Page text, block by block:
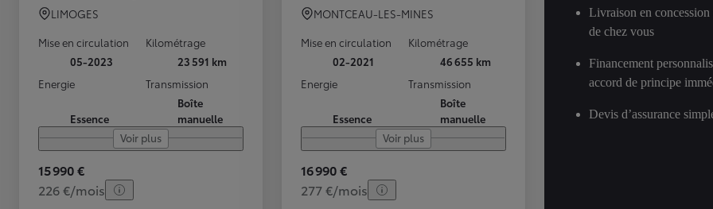
LIMOGES
Mise en circulation
05-2023
Kilométrage
23 591 km
Energie
Essence
Transmission
Boîte
manuelle
Voir plus
15 990 €
226 €/mois
MONTCEAU-LES-MINES
Mise en circulation
02-2021
Kilométrage
46 655 km
Energie
Essence
Transmission
Boîte
manuelle
Voir plus
16 990 €
277 €/mois
Livraison en concession
de chez vous
Financement
accord de principe
Devis d’assurance